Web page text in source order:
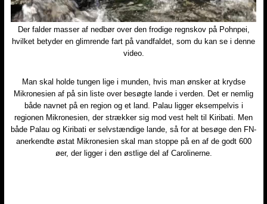
​Der falder masser af nedbør over den frodige regnskov på Pohnpei,
hvilket betyder en glimrende fart på vandfaldet, som du kan se i denne
video.
Man skal holde tungen lige i munden, hvis man ønsker at krydse
Mikronesien af på sin liste over besøgte lande i verden. Det er nemlig
både navnet på en region og et land. Palau ligger eksempelvis i
regionen Mikronesien, der strækker sig mod vest helt til Kiribati. Men
både Palau og Kiribati er selvstændige lande, så for at besøge den FN-
anerkendte østat Mikronesien skal man stoppe på en af de godt 600
øer, der ligger i den østlige del af Carolinerne.